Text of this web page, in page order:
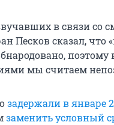
в связи со
Песков сказал, что
мы считаем
задержали в январе
заменить условный